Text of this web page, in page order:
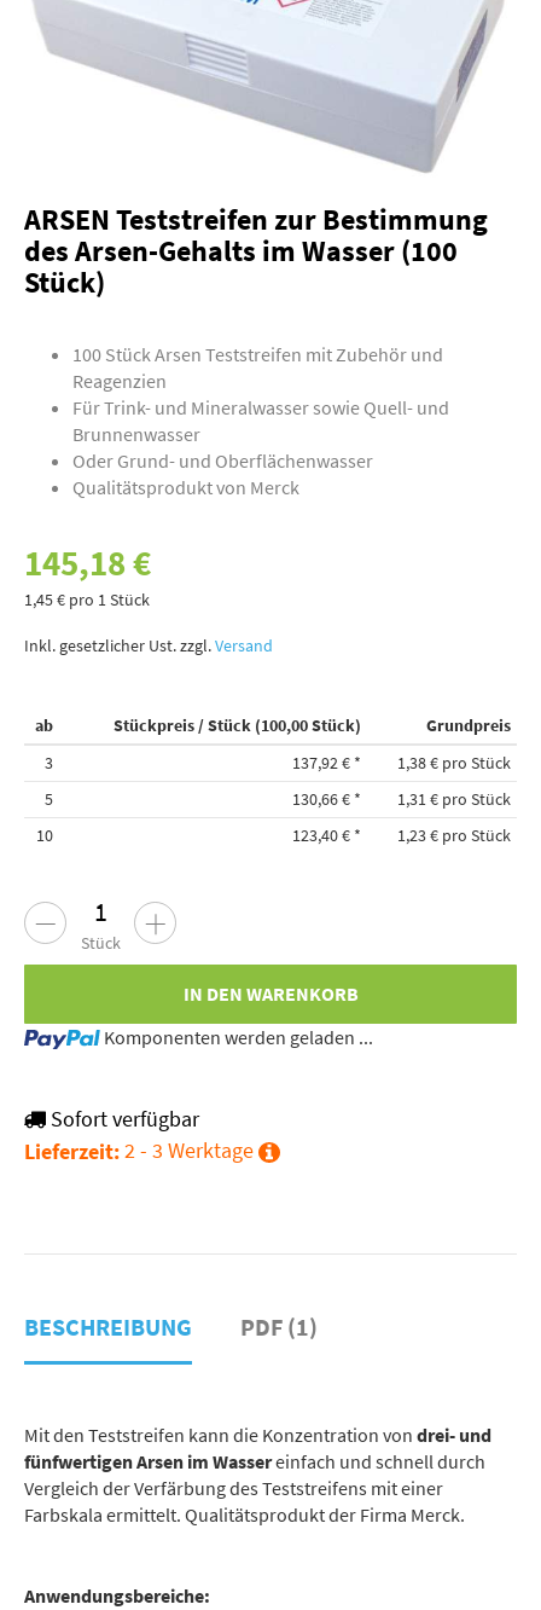
ARSEN Teststreifen zur Bestimmung
des Arsen-Gehalts im Wasser (100
Stück)
100 Stück Arsen Teststreifen mit Zubehör und
Reagenzien
Für Trink- und Mineralwasser sowie Quell- und
Brunnenwasser
Oder Grund- und Oberflächenwasser
Qualitätsprodukt von Merck
145,18 €
1,45 € pro 1 Stück
Inkl. gesetzlicher Ust. zzgl.Versand
ab Stückpreis / Stück (100,00 Stück)
Grundpreis
3
137,92 € *
1,38 € pro Stück
5
130,66 € *
1,31 € pro Stück
10
123,40 € * 1,23 € pro Stück
Stück
IN DEN WARENKORB
Loading... Komponenten werden geladen ...
Sofort verfügbar
Lieferzeit:2 - 3 Werktage
BESCHREIBUNG PDF (1)
Mit den Teststreifen kann die Konzentration von drei- und
fünfwertigen Arsen im Wassereinfach und schnell durch
Vergleich der Verfärbung des Teststreifens mit einer
Farbskala ermittelt. Qualitätsprodukt der Firma Merck.
Anwendungsbereiche: